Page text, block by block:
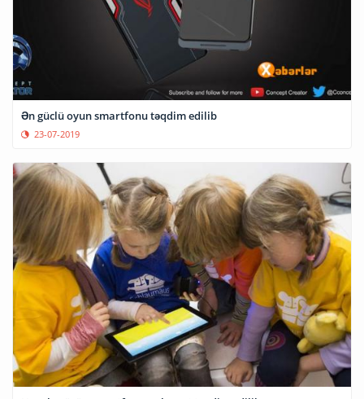
Ən güclü oyun smartfonu təqdim edilib
23-07-2019